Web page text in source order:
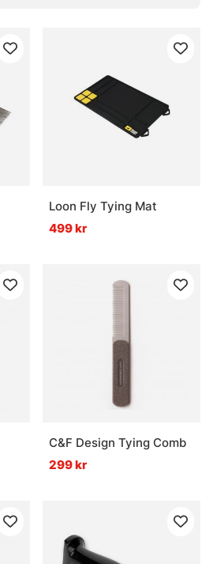
Loon Fly Tying Mat
499 kr
C&F Design Tying Comb
299 kr